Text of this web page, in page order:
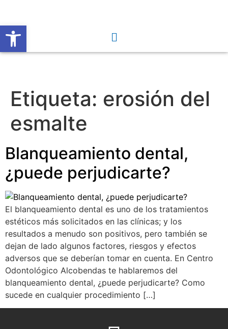
Abrir barra de herramientas
Etiqueta: erosión del
esmalte
Blanqueamiento dental,
¿puede perjudicarte?
El blanqueamiento dental es uno de los tratamientos
estéticos más solicitados en las clínicas; y los
resultados a menudo son positivos, pero también se
dejan de lado algunos factores, riesgos y efectos
adversos que se deberían tomar en cuenta. En Centro
Odontológico Alcobendas te hablaremos del
blanqueamiento dental, ¿puede perjudicarte? Como
sucede en cualquier procedimiento […]